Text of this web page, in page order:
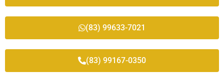
(83) 99633-7021
(83) 99167-0350